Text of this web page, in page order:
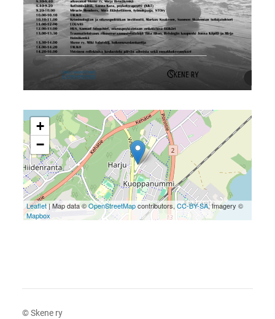
+
−
Leaflet| Map data ©OpenStreetMapcontributors, CC-BY-SA, Imagery ©
Mapbox
©Skene ry